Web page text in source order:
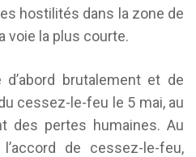
hostilités dans la zone de
voie la plus courte.
brutalement et de
cessez-le-feu le 5 mai, au
des pertes humaines. Au
de cessez-le-feu,